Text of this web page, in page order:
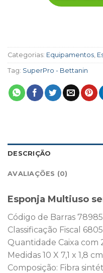
Categorias: Equipamentos
Tag: SuperPro - Bettanin
DESCRIÇÃO
AVALIAÇÕES (0)
Esponja Multiuso
Código de Barras
Classificação Fiscal
Quantidade Caixa com
Medidas 10 X 7,1 x 1,8 cm
Composição: Fibra